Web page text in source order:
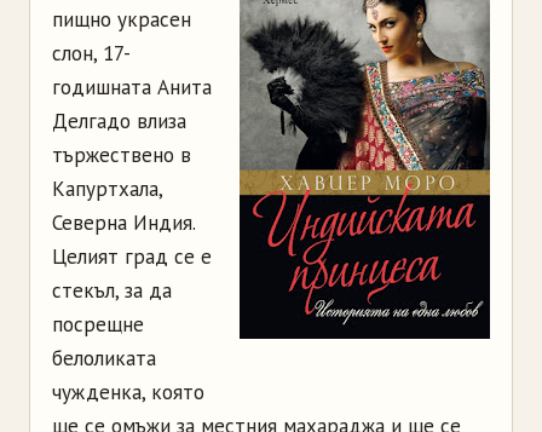
пищно украсен
слон, 17-
годишната Анита
Делгадо влиза
тържествено в
Капуртхала,
Северна Индия.
Целият град се е
стекъл, за да
посрещне
белоликата
чужденка, която
ще се омъжи за местния махараджа и ще се